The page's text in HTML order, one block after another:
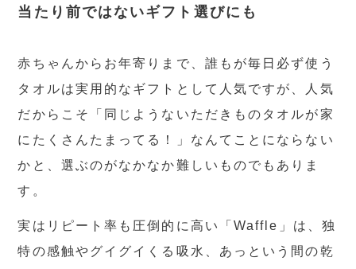
当たり前ではないギフト選びにも
赤ちゃんからお年寄りまで、誰もが毎日必ず使う
タオルは実用的なギフトとして人気ですが、人気
だからこそ「同じようないただきものタオルが家
にたくさんたまってる！」なんてことにならない
かと、選ぶのがなかなか難しいものでもありま
す。
実はリピート率も圧倒的に高い「Waffle」は、独
特の感触やグイグイくる吸水、あっという間の乾